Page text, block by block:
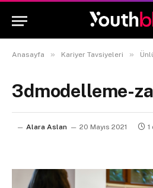
Anasayfa » Kariyer Tavsiyeleri » Ünlü
3dmodelleme-
Alara Aslan 20 Mayıs 2021